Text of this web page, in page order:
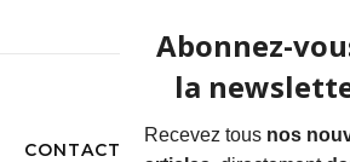
CONTACT